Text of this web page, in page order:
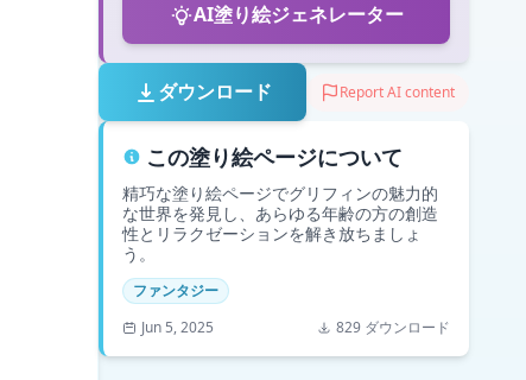
AI塗り絵ジェネレーター
ダウンロード Report AI content
この塗り絵ページについて
精巧な塗り絵ページでグリフィンの魅力的
な世界を発見し、あらゆる年齢の方の創造
性とリラクゼーションを解き放ちましょ
う。
ファンタジー
Jun 5, 2025
829 ダウンロード